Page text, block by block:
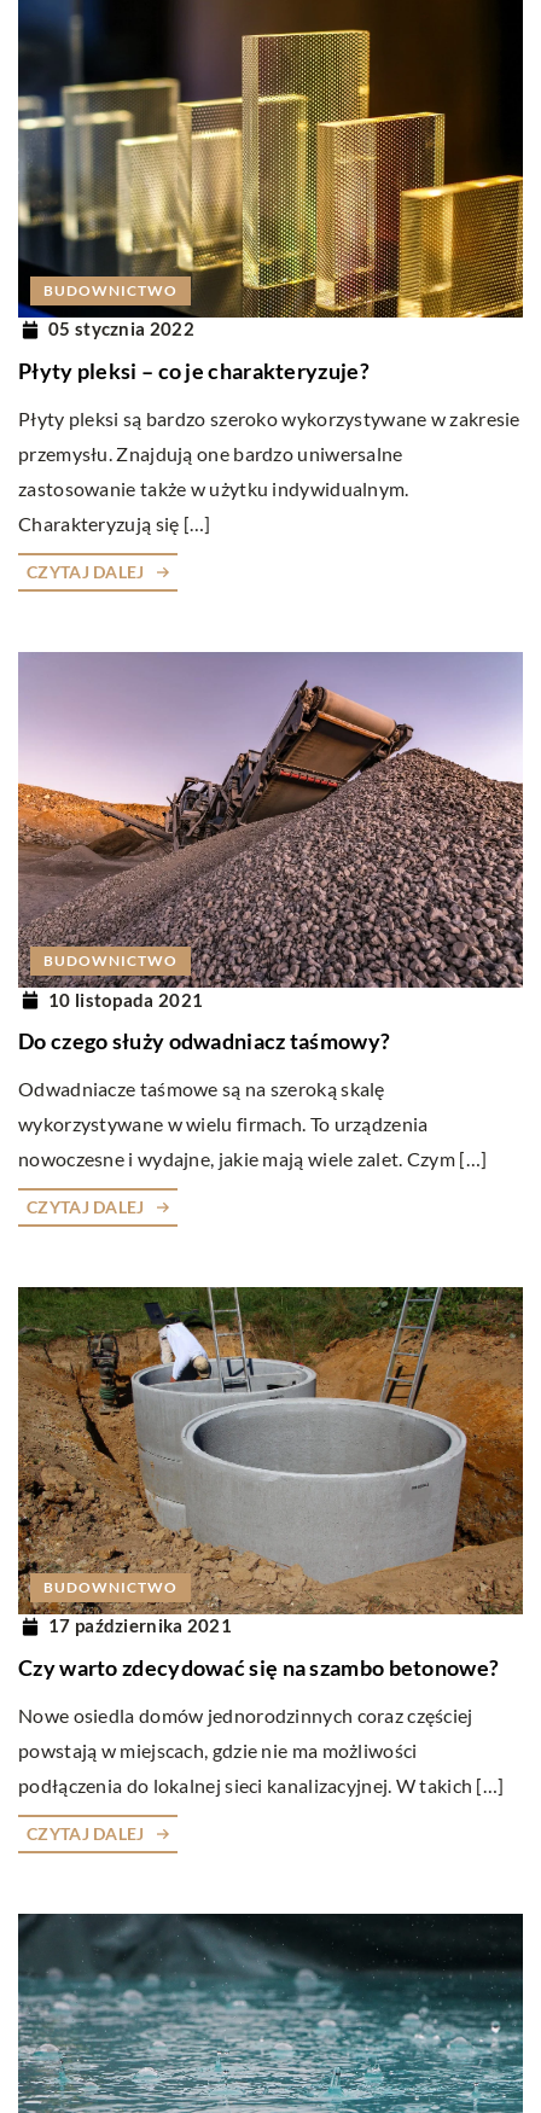
BUDOWNICTWO
05 stycznia 2022
Płyty pleksi – co je charakteryzuje?
Płyty pleksi są bardzo szeroko wykorzystywane w zakresie
przemysłu. Znajdują one bardzo uniwersalne
zastosowanie także w użytku indywidualnym.
Charakteryzują się […]
CZYTAJ DALEJ
BUDOWNICTWO
10 listopada 2021
Do czego służy odwadniacz taśmowy?
Odwadniacze taśmowe są na szeroką skalę
wykorzystywane w wielu firmach. To urządzenia
nowoczesne i wydajne, jakie mają wiele zalet. Czym […]
CZYTAJ DALEJ
BUDOWNICTWO
17 października 2021
Czy warto zdecydować się na szambo betonowe?
Nowe osiedla domów jednorodzinnych coraz częściej
powstają w miejscach, gdzie nie ma możliwości
podłączenia do lokalnej sieci kanalizacyjnej. W takich […]
CZYTAJ DALEJ